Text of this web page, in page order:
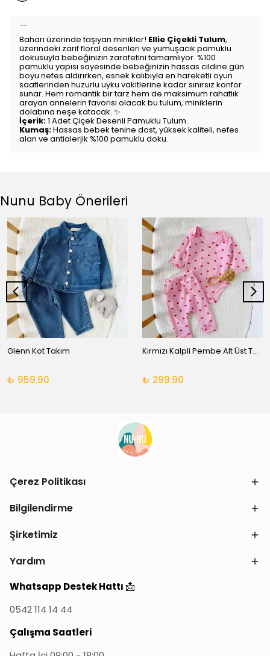
Baharı üzerinde taşıyan minikler! Ellie Çiçekli Tulum,
üzerindeki zarif floral desenleri ve yumuşacık pamuklu
dokusuyla bebeğinizin zarafetini tamamlıyor. %100
pamuklu yapısı sayesinde bebeğinizin hassas cildine gün
boyu nefes aldırırken, esnek kalıbıyla en hareketli oyun
saatlerinden huzurlu uyku vakitlerine kadar sınırsız konfor
sunar. Hem romantik bir tarz hem de maksimum rahatlık
arayan annelerin favorisi olacak bu tulum, miniklerin
dolabına neşe katacak. ✨
İçerik:1 Adet Çiçek Desenli Pamuklu Tulum.
Kumaş:Hassas bebek tenine dost, yüksek kaliteli, nefes
alan ve antialerjik %100 pamuklu doku.
Nunu Baby Önerileri
Glenn Kot Takım
₺ 959.90
Kırmızı Kalpli Pembe Alt Üst Takım
₺ 299.90
Çerez Politikası
Bilgilendirme
Şirketimiz
Yardım
Whatsapp Destek Hattı 📩
0542 114 14 44
Çalışma Saatleri